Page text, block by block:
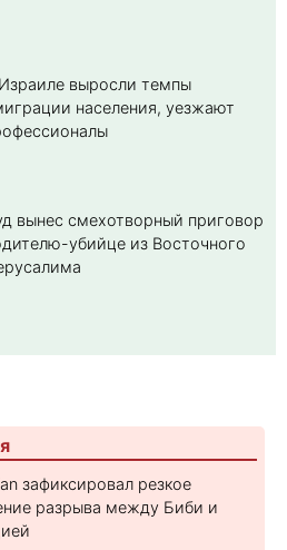
выросли темпы
населения, уезжают
вынес смехотворный приговор
убийце из Восточного
зафиксировал резкое
разрыва между Биби и